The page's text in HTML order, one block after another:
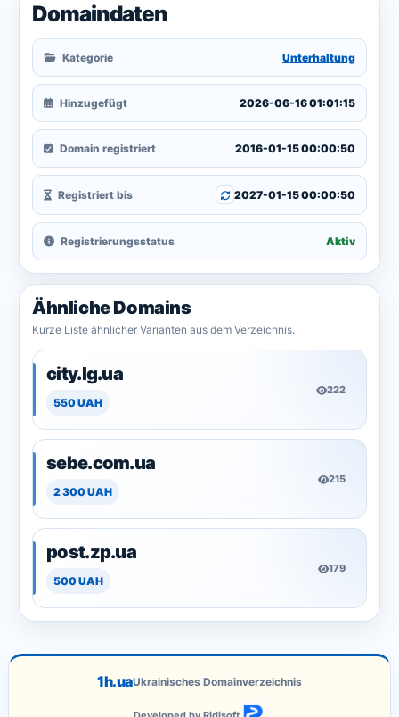
Domaindaten
Kategorie Unterhaltung
Hinzugefügt 2026-06-16 01:01:15
Domain registriert 2016-01-15 00:00:50
Registriert bis 2027-01-15 00:00:50
Registrierungsstatus Aktiv
Ähnliche Domains
Kurze Liste ähnlicher Varianten aus dem Verzeichnis.
city.lg.ua
550 UAH
222
sebe.com.ua
2 300 UAH
215
post.zp.ua
500 UAH
179
1h.uaUkrainisches Domainverzeichnis